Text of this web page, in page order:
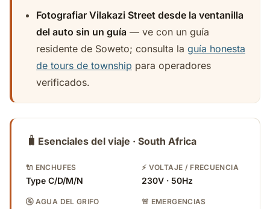
Fotografiar Vilakazi Street desde la ventanilla
del auto sin un guía — ve con un guía
residente de Soweto; consulta la guía honesta
de tours de township para operadores
verificados.
🧳 Esenciales del viaje · South Africa
🔌 ENCHUFES
Type C/D/M/N
⚡ VOLTAJE / FRECUENCIA
230V · 50Hz
🚰 AGUA DEL GRIFO 🚨 EMERGENCIAS